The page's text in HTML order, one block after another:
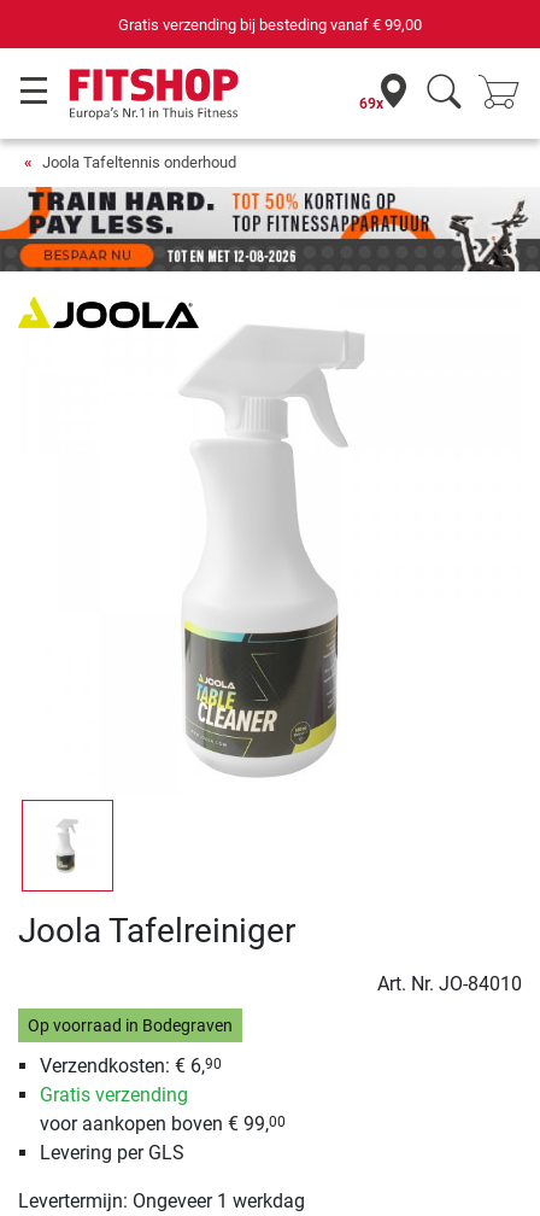
Gratis verzending bij besteding vanaf € 99,00
69x
Joola Tafeltennis onderhoud
Joola Tafelreiniger
Art. Nr. JO-84010
Op voorraad in Bodegraven
Verzendkosten: € 6,90
Gratis verzending
voor aankopen boven € 99,00
Levering per GLS
Levertermijn: Ongeveer 1 werkdag